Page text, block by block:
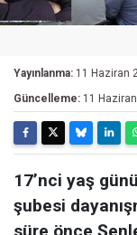
Yayınlanma: 11 Haziran
Güncelleme: 11
17’nci yaş
şubesi